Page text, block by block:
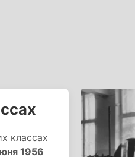
классах
1956